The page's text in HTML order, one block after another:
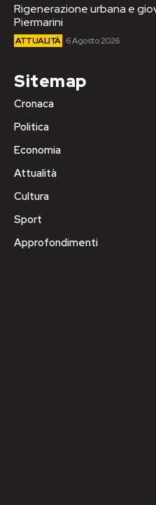
Rigenerazione urbana e
Piermarini
ATTUALITÀ 6 Agosto 2026
Sitemap
Cronaca
Politica
Economia
Attualità
Cultura
Sport
Approfondimenti